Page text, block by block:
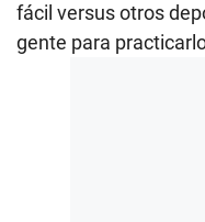
fácil versus otros
gente para